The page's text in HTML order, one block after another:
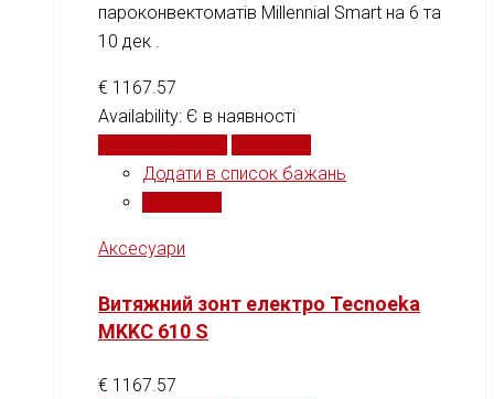
пароконвектоматів Millennial Smart на 6 та
10 дек .
€ 1167.57
Availability: Є в наявності
Додати в список бажань
Аксесуари
Витяжний зонт електро Tecnoeka
MKKC 610 S
€ 1167.57